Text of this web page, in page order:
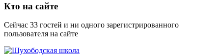
Кто на сайте
Сейчас 33 гостей и ни одного зарегистрированного
пользователя на сайте